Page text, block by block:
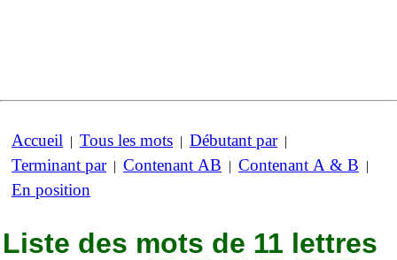
Accueil | Tous les mots | Débutant par|
Terminant par| Contenant AB | Contenant A & B |
En position
Liste des mots de 11 lettres